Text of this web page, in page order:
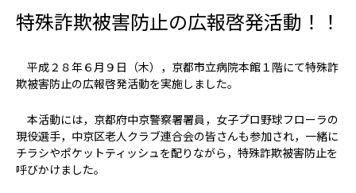
当院へ就職希望の方
事業者・その他の方
病院の概要
特殊詐欺被害防止の広報啓発活動！！
平成２８年６月９日（木），京都市立病院本館１階にて特殊詐
欺被害防止の広報啓発活動を実施しました。
本活動には，京都府中京警察署署員，女子プロ野球フローラの
現役選手，中京区老人クラブ連合会の皆さんも参加され，一緒に
チラシやポケットティッシュを配りながら，特殊詐欺被害防止を
呼びかけました。